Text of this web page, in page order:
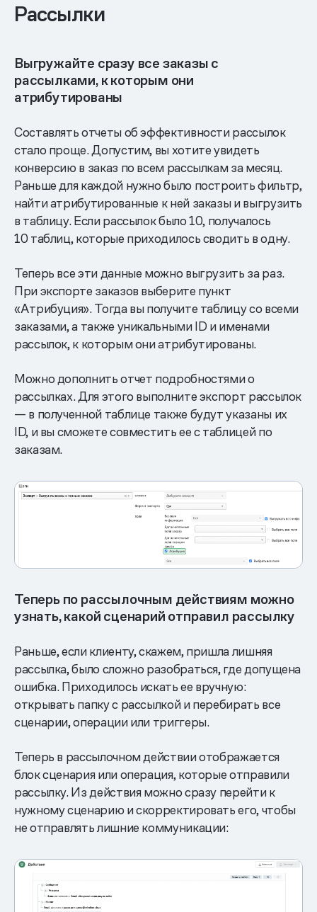
Рассылки
Выгружайте сразу все заказы с
рассылками, к которым они
атрибутированы
Составлять отчеты об эффективности рассылок
стало проще. Допустим, вы хотите увидеть
конверсию в заказ по всем рассылкам за месяц.
Раньше для каждой нужно было построить фильтр,
найти атрибутированные к ней заказы и выгрузить
в таблицу. Если рассылок было 10, получалось
10 таблиц, которые приходилось сводить в одну.
Теперь все эти данные можно выгрузить за раз.
При экспорте заказов выберите пункт
«Атрибуция». Тогда вы получите таблицу со всеми
заказами, а также уникальными ID и именами
рассылок, к которым они атрибутированы.
Можно дополнить отчет подробностями о
рассылках. Для этого выполните экспорт рассылок
— в полученной таблице также будут указаны их
ID, и вы сможете совместить ее с таблицей по
заказам.
Теперь по рассылочным действиям можно
узнать, какой сценарий отправил рассылку
Раньше, если клиенту, скажем, пришла лишняя
рассылка, было сложно разобраться, где допущена
ошибка. Приходилось искать ее вручную:
открывать папку с рассылкой и перебирать все
сценарии, операции или триггеры.
Теперь в рассылочном действии отображается
блок сценария или операция, которые отправили
рассылку. Из действия можно сразу перейти к
нужному сценарию и скорректировать его, чтобы
не отправлять лишние коммуникации: